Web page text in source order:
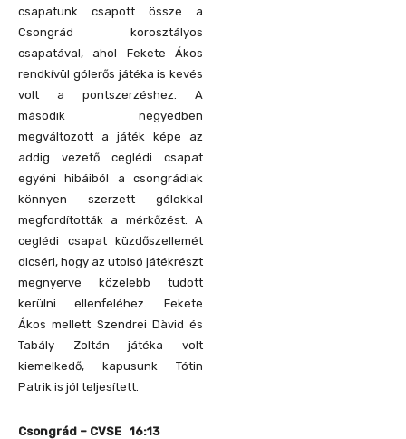
csapatunk csapott össze a
Csongrád korosztályos
csapatával, ahol Fekete Ákos
rendkívül gólerős játéka is kevés
volt a pontszerzéshez. A
második negyedben
megváltozott a játék képe az
addig vezető ceglédi csapat
egyéni hibáiból a csongrádiak
könnyen szerzett gólokkal
megfordították a mérkőzést. A
ceglédi csapat küzdőszellemét
dicséri, hogy az utolsó játékrészt
megnyerve közelebb tudott
kerülni ellenfeléhez. Fekete
Ákos mellett Szendrei Dàvid és
Tabály Zoltán játéka volt
kiemelkedő, kapusunk Tótin
Patrik is jól teljesített.
Csongrád – CVSE 16:13